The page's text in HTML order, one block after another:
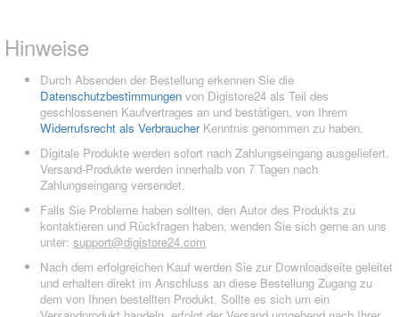
Hinweise
Durch Absenden der Bestellung erkennen Sie die
Datenschutzbestimmungen von Digistore24 als Teil des
geschlossenen Kaufvertrages an und bestätigen, von Ihrem
Widerrufsrecht als VerbraucherKenntnis genommen zu haben.
Digitale Produkte werden sofort nach Zahlungseingang ausgeliefert.
Versand-Produkte werden innerhalb von 7 Tagen nach
Zahlungseingang versendet.
Falls Sie Probleme haben sollten, den Autor des Produkts zu
kontaktieren und Rückfragen haben, wenden Sie sich gerne an uns
unter: support@digistore24.com
Nach dem erfolgreichen Kauf werden Sie zur Downloadseite geleitet
und erhalten direkt im Anschluss an diese Bestellung Zugang zu
dem von Ihnen bestellten Produkt. Sollte es sich um ein